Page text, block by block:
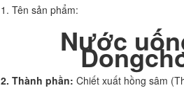
1. Tên sản phẩm:
Nước
2. Thành phần: Chiết xuất hồng sâm